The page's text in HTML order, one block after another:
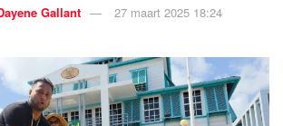
Gallant
27 maart 2025 18:24